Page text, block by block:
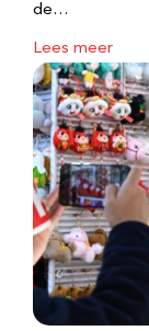
de…
Lees meer